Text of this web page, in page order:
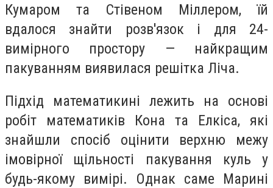
Кумаром та Стівеном Міллером, їй
вдалося знайти розв'язок і для 24-
вимірного простору — найкращим
пакуванням виявилася решітка Ліча.
Підхід математикині лежить на основі
робіт математиків Кона та Елкіса, які
знайшли спосіб оцінити верхню межу
імовірної щільності пакування куль у
будь-якому вимірі. Однак саме Марині